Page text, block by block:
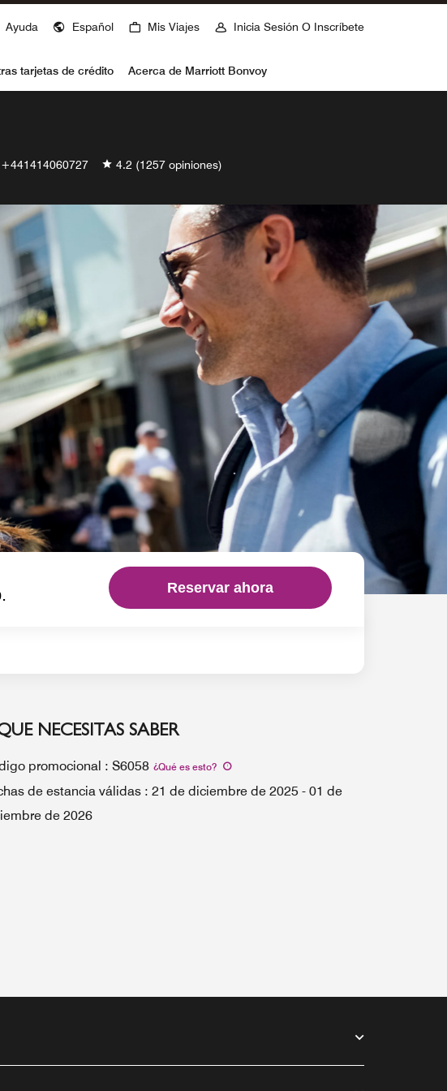
Ayuda Español Mis Viajes Inicia Sesión O Inscríbete
tarjetas de crédito Acerca de Marriott Bonvoy
+441414060727 4.2 (1257 opiniones)
Reservar ahora
NECESITAS SABER
promocional : S6058 ¿Qué es esto?
de estancia válidas : 21 de diciembre de 2025 - 01 de
de 2026